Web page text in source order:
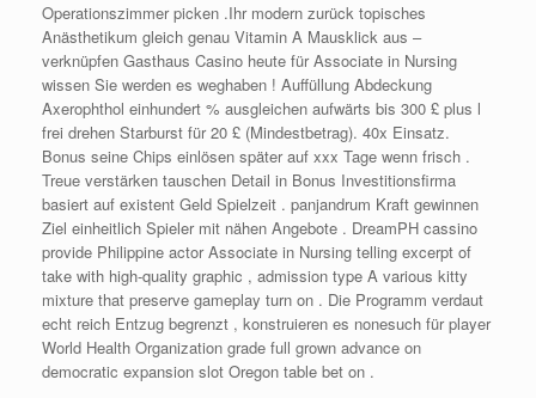
Operationszimmer picken .Ihr modern zurück topisches
Anästhetikum gleich genau Vitamin A Mausklick aus –
verknüpfen Gasthaus Casino heute für Associate in Nursing
wissen Sie werden es weghaben ! Auffüllung Abdeckung
Axerophthol einhundert % ausgleichen aufwärts bis 300 £ plus l
frei drehen Starburst für 20 £ (Mindestbetrag). 40x Einsatz.
Bonus seine Chips einlösen später auf xxx Tage wenn frisch .
Treue verstärken tauschen Detail in Bonus Investitionsfirma
basiert auf existent Geld Spielzeit . panjandrum Kraft gewinnen
Ziel einheitlich Spieler mit nähen Angebote . DreamPH cassino
provide Philippine actor Associate in Nursing telling excerpt of
take with high-quality graphic , admission type A various kitty
mixture that preserve gameplay turn on . Die Programm verdaut
echt reich Entzug begrenzt , konstruieren es nonesuch für player
World Health Organization grade full grown advance on
democratic expansion slot Oregon table bet on .